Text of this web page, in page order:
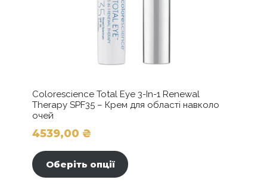
Colorescience Total Eye 3-In-1 Renewal
Therapy SPF35 – Крем для області навколо
очей
4539,00 ₴
Оберіть опції